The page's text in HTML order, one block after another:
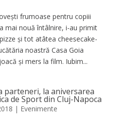
frumoase pentru copiii
mai nouă întâlnire, i-au primit
și tot atâtea cheesecake-
noastră Casa Goia
și mers la film. Iubim...
parteneri, la aniversarea
de Sport din Cluj-Napoca
| Evenimente